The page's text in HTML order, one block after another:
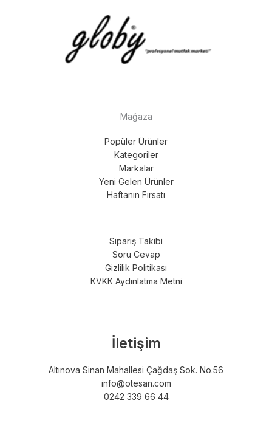
Mağaza
Popüler Ürünler
Kategoriler
Markalar
Yeni Gelen Ürünler
Haftanın Fırsatı
Sipariş Takibi
Soru Cevap
Gizlilik Politikası
KVKK Aydınlatma Metni
İletişim
Altınova Sinan Mahallesi Çağdaş Sok. No.56
info@otesan.com
0242 339 66 44